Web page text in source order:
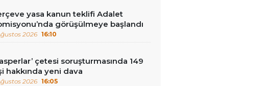
yasa kanun teklifi Adalet
görüşülmeye başlandı
2026 16:10
çetesi soruşturmasında 149
hakkında yeni dava
2026 16:05